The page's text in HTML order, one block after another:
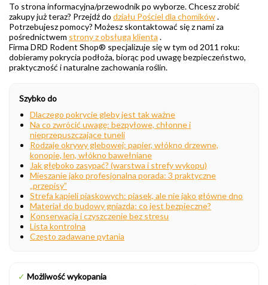
To strona informacyjna/przewodnik po wyborze. Chcesz zrobić
zakupy już teraz? Przejdź do działu Pościel dla chomików.
Potrzebujesz pomocy? Możesz skontaktować się z nami za
pośrednictwem strony z obsługą klienta .
Firma DRD Rodent Shop® specjalizuje się w tym od 2011 roku:
dobieramy pokrycia podłoża, biorąc pod uwagę bezpieczeństwo,
praktyczność i naturalne zachowania roślin.
Szybko do
Dlaczego pokrycie gleby jest tak ważne
Na co zwrócić uwagę: bezpyłowe, chłonne i
nieprzepuszczające tuneli
Rodzaje okrywy glebowej: papier, włókno drzewne,
konopie, len, włókno bawełniane
Jak głęboko zasypać? (warstwa i strefy wykopu)
Mieszanie jako profesjonalna porada: 3 praktyczne
„przepisy”
Strefa kąpieli piaskowych: piasek, ale nie jako główne dno
Materiał do budowy gniazda: co jest bezpieczne?
Konserwacja i czyszczenie bez stresu
Lista kontrolna
Często zadawane pytania
✓ Możliwość wykopania